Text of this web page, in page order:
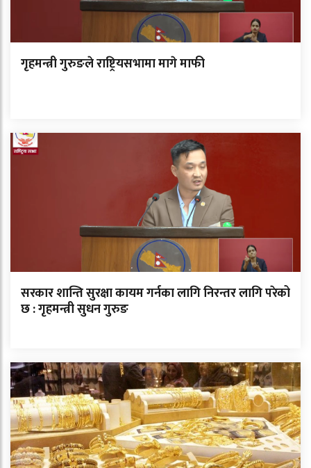
गृहमन्त्री गुरुङले राष्ट्रियसभामा मागे माफी
सरकार शान्ति सुरक्षा कायम गर्नका लागि निरन्तर लागि परेको
छ : गृहमन्त्री सुधन गुरुङ